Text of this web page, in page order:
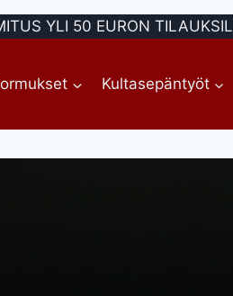
YLI 50 EURON
Kultasepäntyöt